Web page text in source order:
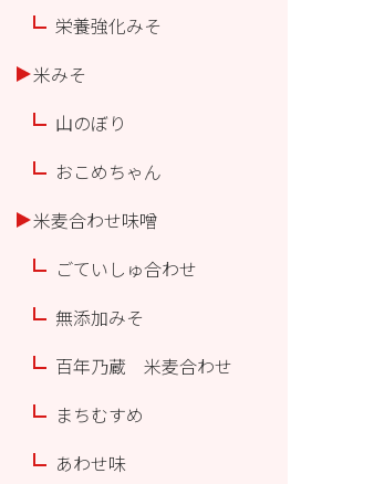
栄養強化みそ
米みそ
山のぼり
おこめちゃん
米麦合わせ味噌
ごていしゅ合わせ
無添加みそ
百年乃蔵 米麦合わせ
まちむすめ
あわせ味